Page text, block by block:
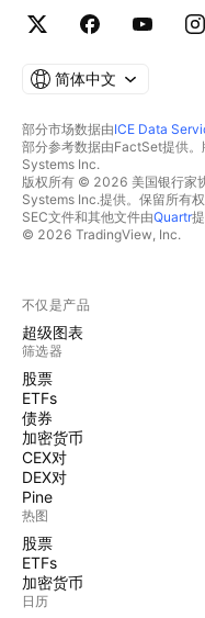
简体中文
部分市场数据由ICE Data
部分参考数据由FactSet提供
Systems Inc.
版权所有 © 2026 美国银行家
Systems Inc.提供。保留所有权
SEC文件和其他文件由Quartr提
© 2026 TradingView, Inc.
不仅是产品
超级图表
筛选器
股票
ETFs
债券
加密货币
CEX对
DEX对
Pine
热图
股票
ETFs
加密货币
日历